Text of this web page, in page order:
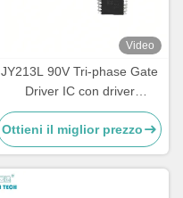
Video
JY213L 90V Tri-phase Gate
Driver IC con driver
MOSFET e IGBT ad alta
velocità e controllo in tempo
morto per il controllo del
motore BLDC
Ottieni il miglior prezzo